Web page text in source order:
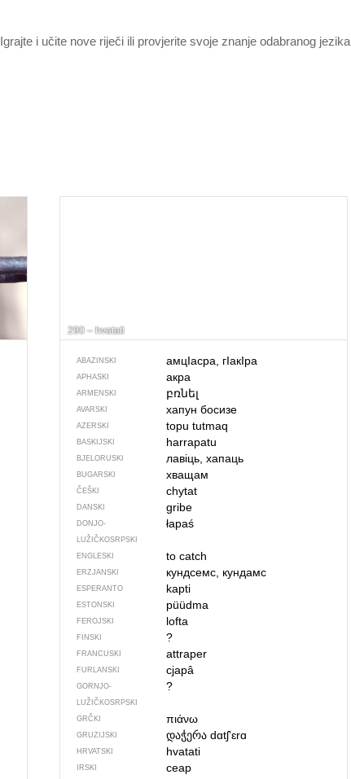
Igrajte i učite nove riječi ili provjerite svoje znanje odabranog jezika
290 – hvatati
ABAZINSKI амцIасра, гIакIра
APHASKI акра
ARMENSKI բռնել
AVARSKI хапун босизе
AZERSKI topu tutmaq
BASKIJSKI harrapatu
BJELORUSKI лавіць, хапаць
BUGARSKI хващам
ČEŠKI chytat
DANSKI gribe
DONJO­
LUŽIČKOSRPSKI
łapaś
ENGLESKI to catch
ERZJANSKI кундсемс, кундамс
ESPERANTO kapti
ESTONSKI püüdma
FEROJSKI lofta
FINSKI ?
FRANCUSKI attraper
FURLANSKI cjapâ
GORNJO­
LUŽIČKOSRPSKI
?
GRČKI πιάνω
GRUZIJSKI დაჭერა dɑtʃʼɛrɑ
HRVATSKI hvatati
IRSKI ceap